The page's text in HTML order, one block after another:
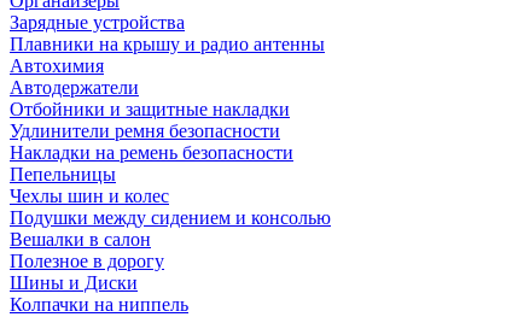
Зарядные устройства
Плавники на крышу и радио антенны
Автохимия
Автодержатели
Отбойники и защитные накладки
Удлинители ремня безопасности
Накладки на ремень безопасности
Пепельницы
Чехлы шин и колес
Подушки между сидением и консолью
Вешалки в салон
Полезное в дорогу
Шины и Диски
Колпачки на ниппель